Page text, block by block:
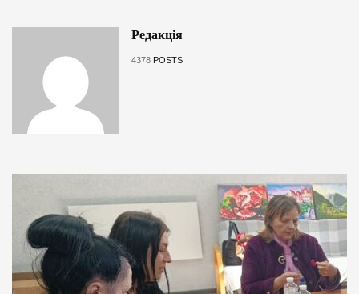
Редакція
4378 POSTS